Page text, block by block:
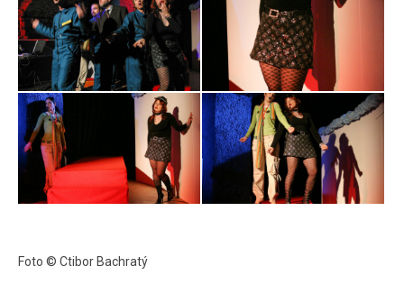
Foto © Ctibor Bachratý